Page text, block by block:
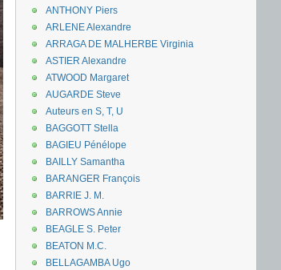
ANTHONY Piers
ARLENE Alexandre
ARRAGA DE MALHERBE Virginia
ASTIER Alexandre
ATWOOD Margaret
AUGARDE Steve
Auteurs en S, T, U
BAGGOTT Stella
BAGIEU Pénélope
BAILLY Samantha
BARANGER François
BARRIE J. M.
BARROWS Annie
BEAGLE S. Peter
BEATON M.C.
BELLAGAMBA Ugo